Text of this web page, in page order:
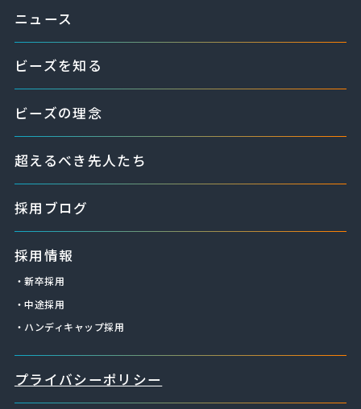
ニュース
ビーズを知る
ビーズの理念
超えるべき先人たち
採用ブログ
採用情報
・新卒採用
・中途採用
・ハンディキャップ採用
プライバシーポリシー